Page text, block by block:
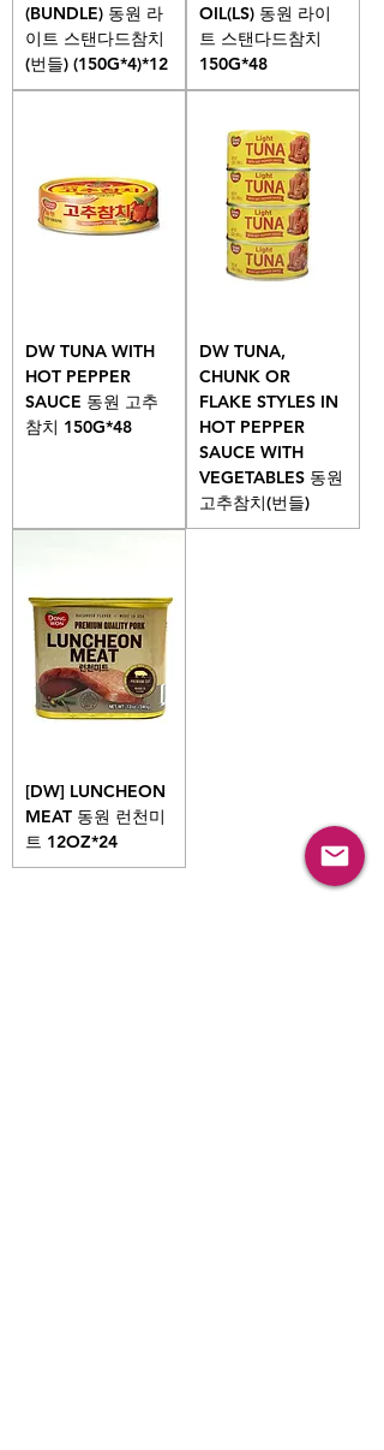
(BUNDLE)​​​​​​​ 동원 라
이트 스탠다드참치
(번들) (150G*4)*12
OIL(LS) 동원 라이
트 스탠다드참치
150G*48
DW TUNA WITH
HOT PEPPER
SAUCE 동원 고추
참치 150G*48
DW TUNA,
CHUNK OR
FLAKE STYLES IN
HOT PEPPER
SAUCE WITH
VEGETABLES 동원
고추참치(번들)
[DW] LUNCHEON
MEAT 동원 런천미
트 12OZ*24